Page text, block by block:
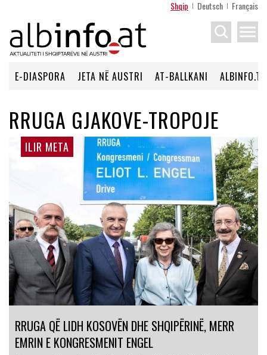
Shqip Deutsch Français
menu
E-DIASPORA JETA NË AUSTRI AT-BALLKANI ALBINFO.TV
RRUGA GJAKOVE-TROPOJE
ILIR META
RRUGA QË LIDH KOSOVËN DHE SHQIPËRINË, MERR
EMRIN E KONGRESMENIT ENGEL